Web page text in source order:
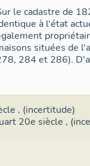
le cadastre de
à l'état
situées de
284 et 286).
, (incertitude)
20e siècle ,